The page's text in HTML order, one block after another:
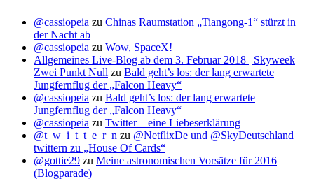
@cassiopeia zu Chinas Raumstation „Tiangong-1“ stürzt in
der Nacht ab
@cassiopeia zu Wow, SpaceX!
Allgemeines Live-Blog ab dem 3. Februar 2018 | Skyweek
Zwei Punkt Null zu Bald geht’s los: der lang erwartete
Jungfernflug der „Falcon Heavy“
@cassiopeia zu Bald geht’s los: der lang erwartete
Jungfernflug der „Falcon Heavy“
@cassiopeia zu Twitter – eine Liebeserklärung
@t_w_i_t_t_e_r_n zu @NetflixDe und @SkyDeutschland
twittern zu „House Of Cards“
@gottie29 zu Meine astronomischen Vorsätze für 2016
(Blogparade)